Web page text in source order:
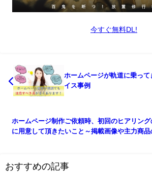
今すぐ無料DL!
ホームページが軌道に乗っ
イス事例
ホームページ制作ご依頼時、初回のヒアリング
に用意して頂きたいこと～掲載画像や主力商品
おすすめの記事